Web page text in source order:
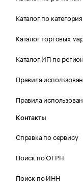
Каталог по
Каталог торговых
Каталог ИП по
Правила
Правила
Контакты
Справка по сервису
Поиск по ОГРН
Поиск по ИНН